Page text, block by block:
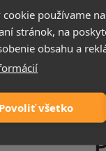
cookie používame
stránok, na
obsahu a
Povoliť všetko
že krb bude
.
Łężyce;